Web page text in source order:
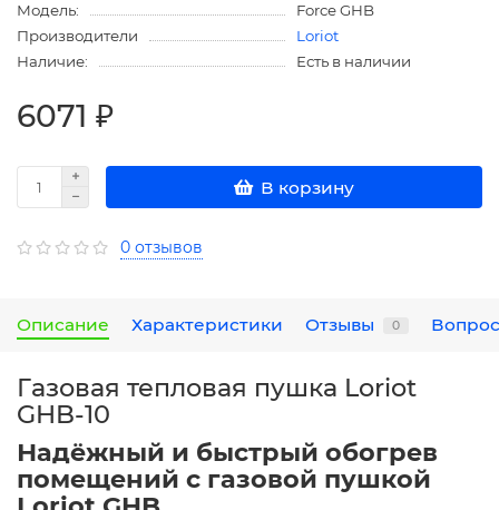
Модель:
Force GHB
Производители
Loriot
Наличие:
Есть в наличии
6071 ₽
В корзину
0 отзывов
Описание Характеристики Отзывы 0
Газовая тепловая пушка Loriot
GHB-10
Надёжный и быстрый обогрев
помещений с газовой пушкой